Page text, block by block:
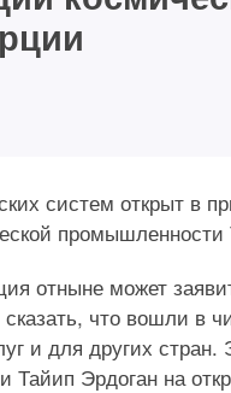
систем открыт в
отныне может
что вошли в
и для других стран.
Эрдоган на